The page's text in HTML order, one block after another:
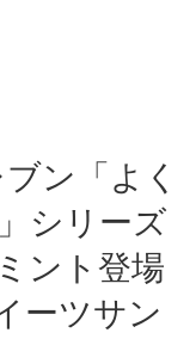
ン「よく
シリーズ
ント登場
ーツサン